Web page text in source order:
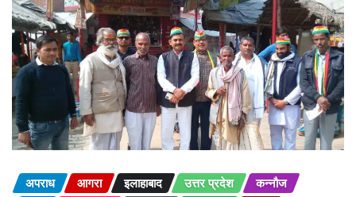
अपराध आगरा इलाहाबाद उत्तर प्रदेश
कन्नौज